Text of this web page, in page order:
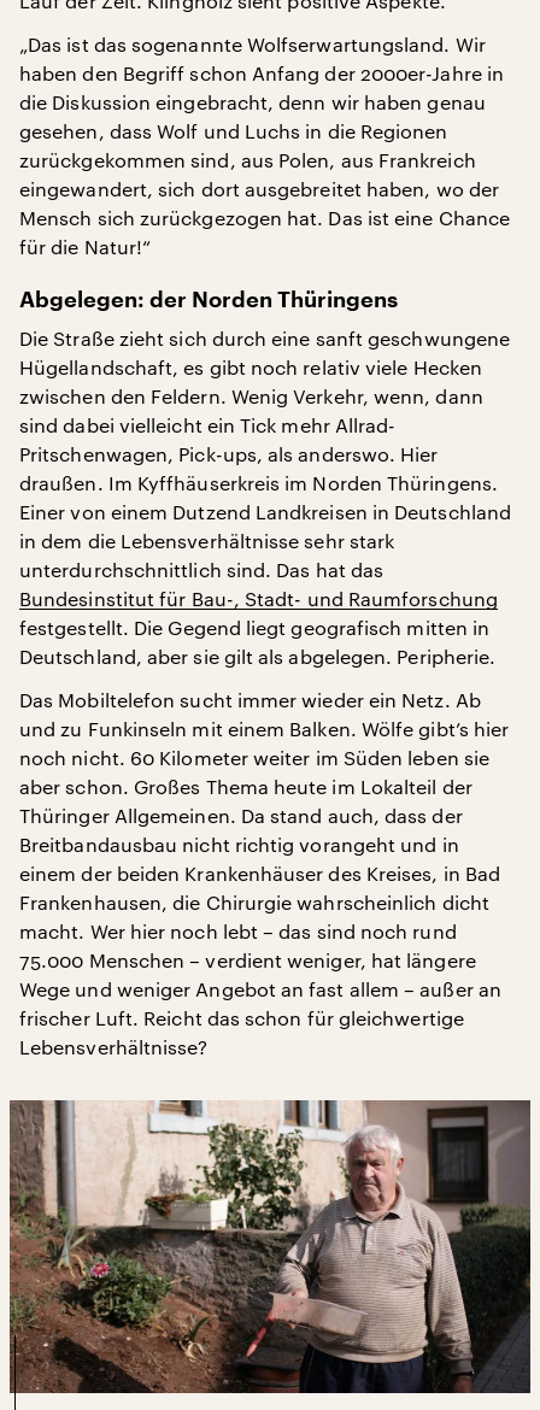
„Das ist das sogenannte Wolfserwartungsland. Wir
haben den Begriff schon Anfang der 2000er-Jahre in
die Diskussion eingebracht, denn wir haben genau
gesehen, dass Wolf und Luchs in die Regionen
zurückgekommen sind, aus Polen, aus Frankreich
eingewandert, sich dort ausgebreitet haben, wo der
Mensch sich zurückgezogen hat. Das ist eine Chance
für die Natur!“
Abgelegen: der Norden Thüringens
Die Straße zieht sich durch eine sanft geschwungene
Hügellandschaft, es gibt noch relativ viele Hecken
zwischen den Feldern. Wenig Verkehr, wenn, dann
sind dabei vielleicht ein Tick mehr Allrad-
Pritschenwagen, Pick-ups, als anderswo. Hier
draußen. Im Kyffhäuserkreis im Norden Thüringens.
Einer von einem Dutzend Landkreisen in Deutschland
in dem die Lebensverhältnisse sehr stark
unterdurchschnittlich sind. Das hat das
Bundesinstitut für Bau-, Stadt- und Raumforschung
festgestellt. Die Gegend liegt geografisch mitten in
Deutschland, aber sie gilt als abgelegen. Peripherie.
Das Mobiltelefon sucht immer wieder ein Netz. Ab
und zu Funkinseln mit einem Balken. Wölfe gibt’s hier
noch nicht. 60 Kilometer weiter im Süden leben sie
aber schon. Großes Thema heute im Lokalteil der
Thüringer Allgemeinen. Da stand auch, dass der
Breitbandausbau nicht richtig vorangeht und in
einem der beiden Krankenhäuser des Kreises, in Bad
Frankenhausen, die Chirurgie wahrscheinlich dicht
macht. Wer hier noch lebt – das sind noch rund
75.000 Menschen – verdient weniger, hat längere
Wege und weniger Angebot an fast allem – außer an
frischer Luft. Reicht das schon für gleichwertige
Lebensverhältnisse?